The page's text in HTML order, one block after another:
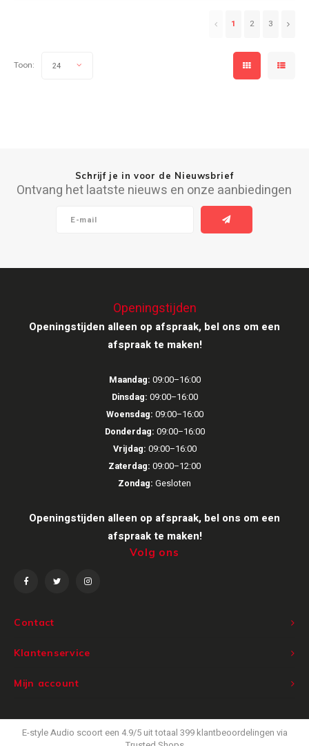
1 2 3
Toon: 24
Schrijf je in voor de Nieuwsbrief
Ontvang het laatste nieuws en onze aanbiedingen
Contact
Openingstijden
Openingstijden alleen op afspraak, bel ons om een
afspraak te maken!
Maandag: 09:00–16:00
Dinsdag: 09:00–16:00
Woensdag: 09:00–16:00
Donderdag: 09:00–16:00
Vrijdag: 09:00–16:00
Zaterdag: 09:00–12:00
Zondag: Gesloten
Openingstijden alleen op afspraak, bel ons om een
afspraak te maken!
Volg ons
Klantenservice
Mijn account
E-style Audio scoort een 4.9/5uit totaal 399 klantbeoordelingen via